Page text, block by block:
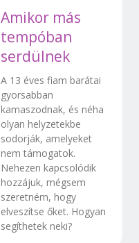
Amikor más
tempóban
serdülnek
A 13 éves fiam barátai
gyorsabban
kamaszodnak, és néha
olyan helyzetekbe
sodorják, amelyeket
nem támogatok.
Nehezen kapcsolódik
hozzájuk, mégsem
szeretném, hogy
elveszítse őket. Hogyan
segíthetek neki?